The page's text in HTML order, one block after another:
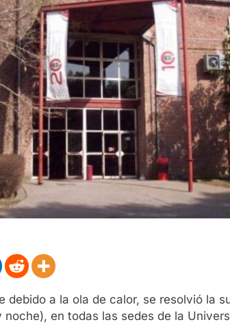
debido a la ola de calor, se resolvió la
en todas las sedes de la